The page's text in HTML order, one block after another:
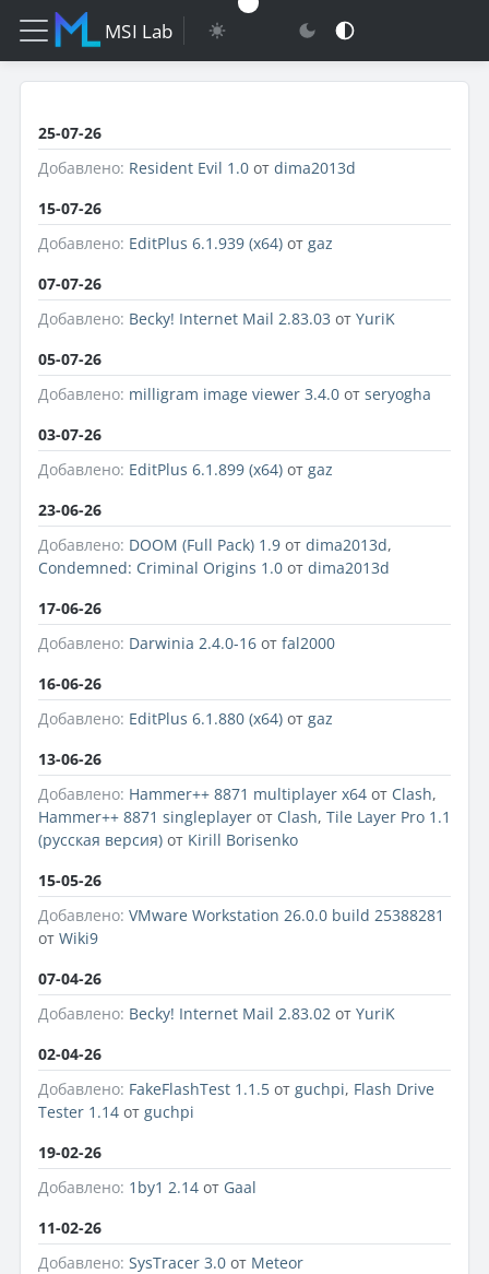
MSI Lab
25-07-26
Добавлено: Resident Evil 1.0 от dima2013d
15-07-26
Добавлено: EditPlus 6.1.939 (x64) от gaz
07-07-26
Добавлено: Becky! Internet Mail 2.83.03 от YuriK
05-07-26
Добавлено: milligram image viewer 3.4.0 от seryogha
03-07-26
Добавлено: EditPlus 6.1.899 (x64) от gaz
23-06-26
Добавлено: DOOM (Full Pack) 1.9 от dima2013d,
Condemned: Criminal Origins 1.0 от dima2013d
17-06-26
Добавлено: Darwinia 2.4.0-16 от fal2000
16-06-26
Добавлено: EditPlus 6.1.880 (x64) от gaz
13-06-26
Добавлено: Hammer++ 8871 multiplayer x64 от Clash,
Hammer++ 8871 singleplayer от Clash, Tile Layer Pro 1.1
(русская версия) от Kirill Borisenko
15-05-26
Добавлено: VMware Workstation 26.0.0 build 25388281
от Wiki9
07-04-26
Добавлено: Becky! Internet Mail 2.83.02 от YuriK
02-04-26
Добавлено: FakeFlashTest 1.1.5 от guchpi, Flash Drive
Tester 1.14 от guchpi
19-02-26
Добавлено: 1by1 2.14 от Gaal
11-02-26
Добавлено: SysTracer 3.0 от Meteor